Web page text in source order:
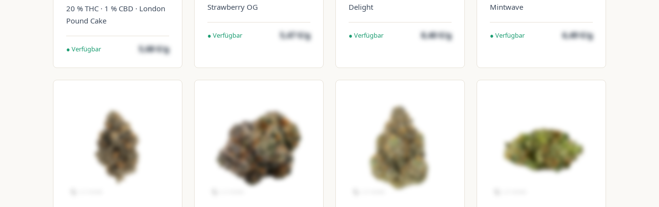
20 % THC · 1 % CBD · London
Pound Cake
● Verfügbar 5,68 €/g
Strawberry OG
● Verfügbar 5,47 €/g
Delight
● Verfügbar 8,40 €/g
Mintwave
● Verfügbar 6,49 €/g